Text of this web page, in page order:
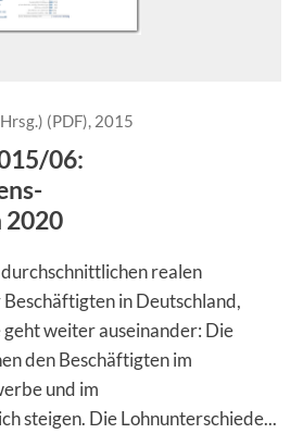
(PDF), 2015
06:
2020
realen
in Deutschland,
geht weiter auseinander: Die
den Beschäftigten im
und im
steigen. Die Lohnunterschiede...